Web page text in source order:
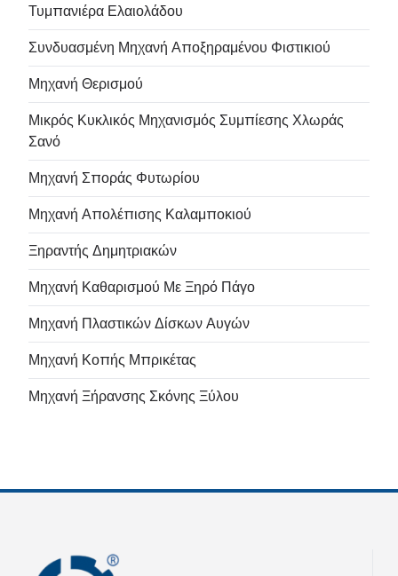
Τυμπανιέρα Ελαιολάδου
Συνδυασμένη Μηχανή Αποξηραμένου Φιστικιού
Μηχανή Θερισμού
Μικρός Κυκλικός Μηχανισμός Συμπίεσης Χλωράς
Σανό
Μηχανή Σποράς Φυτωρίου
Μηχανή Απολέπισης Καλαμποκιού
Ξηραντής Δημητριακών
Μηχανή Καθαρισμού Με Ξηρό Πάγο
Μηχανή Πλαστικών Δίσκων Αυγών
Μηχανή Κοπής Μπρικέτας
Μηχανή Ξήρανσης Σκόνης Ξύλου